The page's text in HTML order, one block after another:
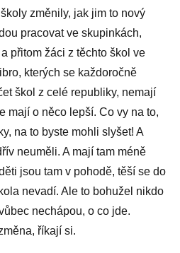
změnily, jak jim to nový
pracovat ve skupinkách,
přitom žáci z těchto škol ve
kterých se každoročně
škol z celé republiky, nemají
mají o něco lepší. Co vy na to,
na to byste mohli slyšet! A
neuměli. A mají tam méně
jsou tam v pohodě, těší se do
nevadí. Ale to bohužel nikdo
nechápou, o co jde.
říkají si.